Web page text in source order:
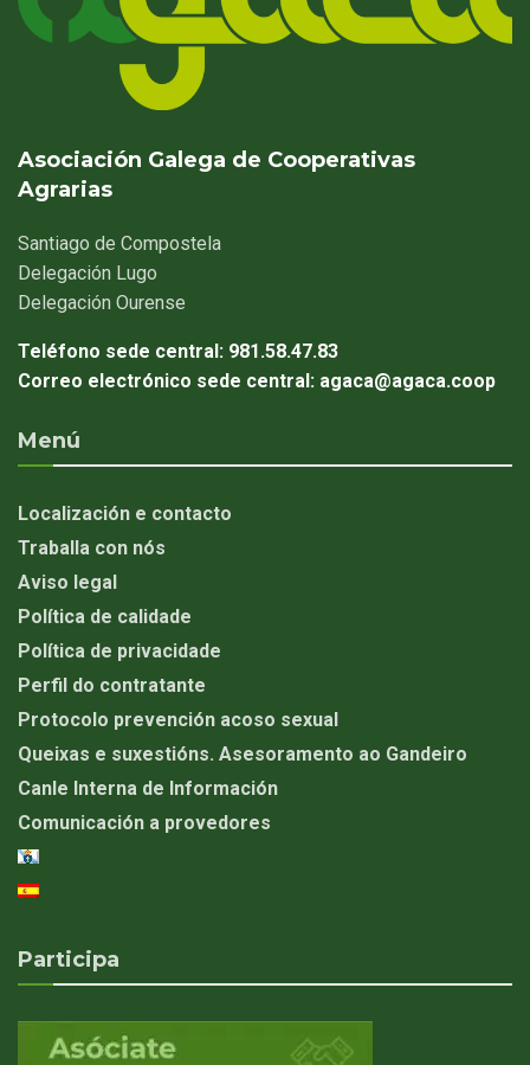
Asociación Galega de Cooperativas
Agrarias
Santiago de Compostela
Delegación Lugo
Delegación Ourense
Teléfono sede central: 981.58.47.83
Correo electrónico sede central: agaca@agaca.coop
Menú
Localización e contacto
Traballa con nós
Aviso legal
Política de calidade
Política de privacidade
Perfil do contratante
Protocolo prevención acoso sexual
Queixas e suxestións. Asesoramento ao Gandeiro
Canle Interna de Información
Comunicación a provedores
Participa